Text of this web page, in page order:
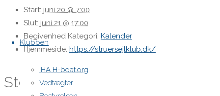
content
Klubben
IHA H-boat.org
Vedtægter
Start: juni 20 @ 7:00
Slut: juni 21 @ 17:00
Begivenhed Kategori: Kalender
Hjemmeside: https://struersejlklub.dk/
Sted